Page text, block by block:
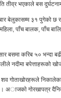
तीव्र भएकाले बस
बेलुकासम्म ३१ पुगेको
पाँच बालक, पाँच
बसमा करिब ५० भन्दा
नदीमा बपेत्ताहरूको
गोताखोरहरूले
। अाजकाे गाेरखापत्र